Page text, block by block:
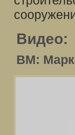
Видео:
BM: